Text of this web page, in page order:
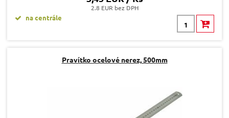
2.8 EUR bez DPH
na centrále
Pravítko ocelové nerez, 500mm